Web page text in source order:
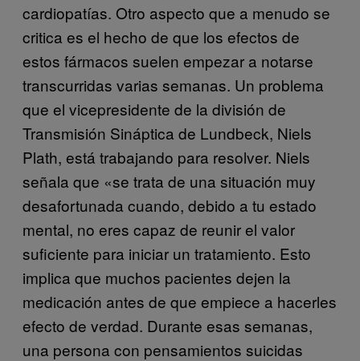
cardiopatías. Otro aspecto que a menudo se
critica es el hecho de que los efectos de
estos fármacos suelen empezar a notarse
transcurridas varias semanas. Un problema
que el vicepresidente de la división de
Transmisión Sináptica de Lundbeck, Niels
Plath, está trabajando para resolver. Niels
señala que «se trata de una situación muy
desafortunada cuando, debido a tu estado
mental, no eres capaz de reunir el valor
suficiente para iniciar un tratamiento. Esto
implica que muchos pacientes dejen la
medicación antes de que empiece a hacerles
efecto de verdad. Durante esas semanas,
una persona con pensamientos suicidas